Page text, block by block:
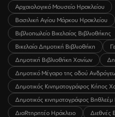
Αρχαιολογικό Μουσείο Ηρακλείου
Βασιλική Αγίου Μάρκου Ηρακλείου
Βιβλιοπωλείο Βικελαίας Βιβλιοθήκης
Βικελαία Δημοτική Βιβλιοθήκη
Δημοτική Βιβλιοθήκη Χανίων
Δημοτικό Μέγαρο της οδού
Δημοτικός Κινηματογράφος Κήπος
Δημοτικός κινηματογράφος Βηθλεέμ
ΔιαRτηρητέο Ηράκλειο
Διεθνές